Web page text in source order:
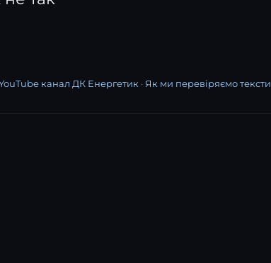
канал ДК Енергетик · Як ми перевіряємо тексти